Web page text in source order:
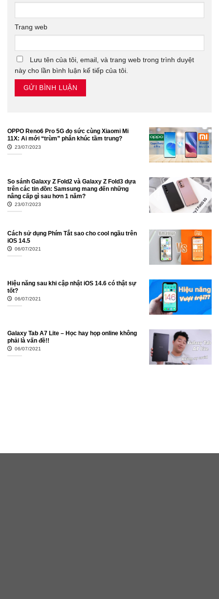
Trang web
Lưu tên của tôi, email, và trang web trong trình duyệt
này cho lần bình luận kế tiếp của tôi.
OPPO Reno6 Pro 5G đọ sức cùng Xiaomi Mi
11X: Ai mới “trùm” phân khúc tầm trung?
23/07/2023
So sánh Galaxy Z Fold2 và Galaxy Z Fold3 dựa
trên các tin đồn: Samsung mang đến những
nâng cấp gì sau hơn 1 năm?
23/07/2023
Cách sử dụng Phím Tắt sao cho cool ngầu trên
iOS 14.5
06/07/2021
Hiệu năng sau khi cập nhật iOS 14.6 có thật sự
tốt?
06/07/2021
Galaxy Tab A7 Lite – Học hay họp online không
phải là vấn đề!!
06/07/2021